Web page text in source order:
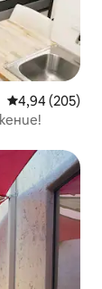
Средна
4,94 (205)